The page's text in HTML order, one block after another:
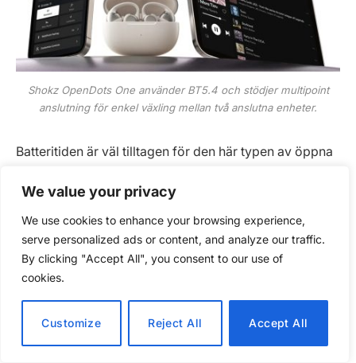
We value your privacy
We use cookies to enhance your browsing experience,
serve personalized ads or content, and analyze our traffic.
By clicking "Accept All", you consent to our use of
cookies.
Customize Reject All Accept All
Shokz OpenDots One använder BT5.4 och stödjer multipoint
anslutning för enkel växling mellan två anslutna enheter.
Batteritiden är väl tilltagen för den här typen av öppna
laddning och totalt 40 timmar med laddetuiet, som
både stödjer USB-C-laddning och trådlös Qi laddning.
En tio minuters snabbladdning ger två timmars extra
lyssning, och lurarna laddas fullt på cirka 60 minuter
(snäckorna i etuiet) respektive 120 minuter (om både
snäckor och etui är tomma).
Samtalskvaliteten hanteras av två AI baserade,